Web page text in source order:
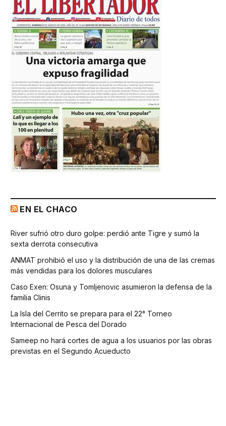
EN EL CHACO
River sufrió otro duro golpe: perdió ante Tigre y sumó la
sexta derrota consecutiva
ANMAT prohibió el uso y la distribución de una de las cremas
más vendidas para los dolores musculares
Caso Exen: Osuna y Tomljenovic asumieron la defensa de la
familia Clinis
La Isla del Cerrito se prepara para el 22° Torneo
Internacional de Pesca del Dorado
Sameep no hará cortes de agua a los usuarios por las obras
previstas en el Segundo Acueducto